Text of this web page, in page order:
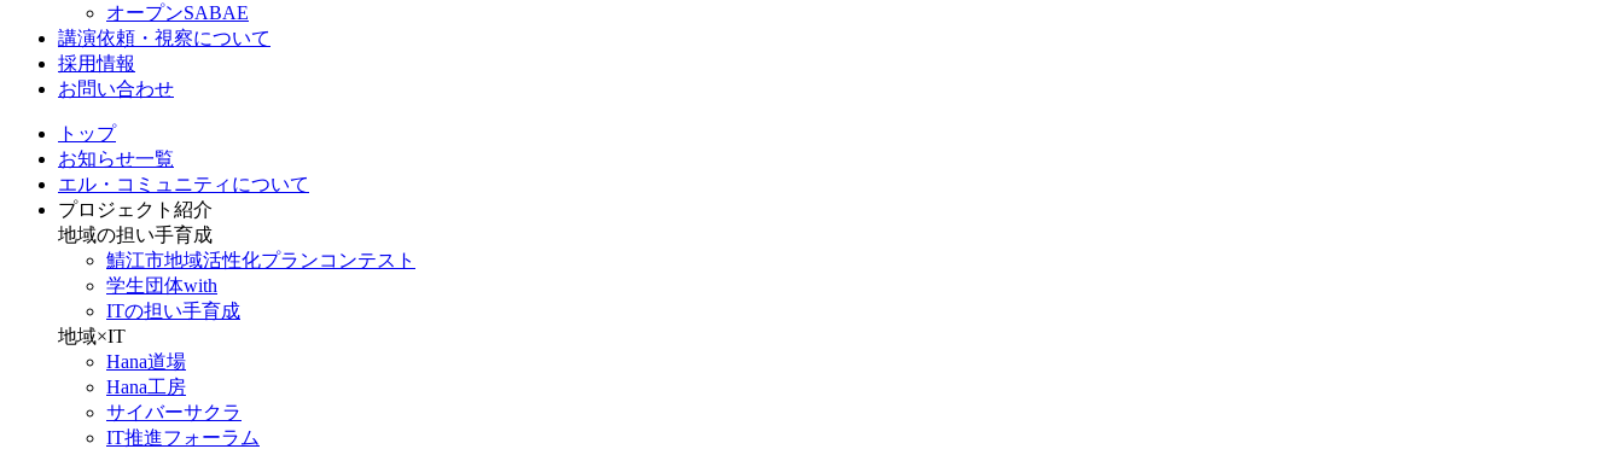
オープンSABAE
講演依頼・視察について
採用情報
お問い合わせ
トップ
お知らせ一覧
エル・コミュニティについて
プロジェクト紹介
地域の担い手育成
鯖江市地域活性化プランコンテスト
学生団体with
ITの担い手育成
地域×IT
Hana道場
Hana工房
サイバーサクラ
IT推進フォーラム